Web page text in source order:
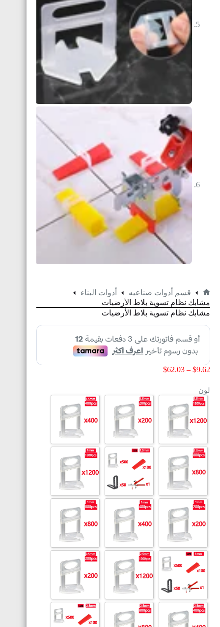
قسم أدوات صناعيه
أدوات البناء
مشابك نظام تسوية بلاط الأرضيات
مشابك نظام تسوية بلاط الأرضيات
$9.62
–
$62.03
لون